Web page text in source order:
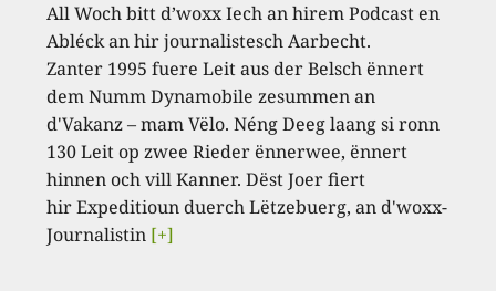
All Woch bitt d’woxx Iech an hirem Podcast en
Abléck an hir journalistesch Aarbecht.
Zanter 1995 fuere Leit aus der Belsch ënnert
dem Numm Dynamobile zesummen an
d'Vakanz – mam Vëlo. Néng Deeg laang si ronn
130 Leit op zwee Rieder ënnerwee, ënnert
hinnen och vill Kanner. Dëst Joer fiert
hir Expeditioun duerch Lëtzebuerg, an d'woxx-
Journalistin [+]